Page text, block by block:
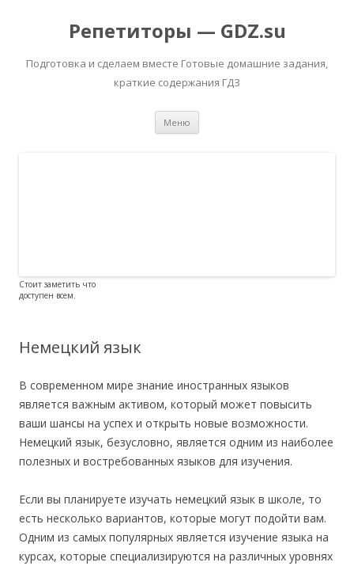
Репетиторы — GDZ.su
Подготовка и сделаем вместе Готовые домашние задания,
краткие содержания ГДЗ
Меню
Стоит заметить что
доступен всем.
Немецкий язык
В современном мире знание иностранных языков
является важным активом, который может повысить
ваши шансы на успех и открыть новые возможности.
Немецкий язык, безусловно, является одним из наиболее
полезных и востребованных языков для изучения.
Если вы планируете изучать немецкий язык в школе, то
есть несколько вариантов, которые могут подойти вам.
Одним из самых популярных является изучение языка на
курсах, которые специализируются на различных уровнях